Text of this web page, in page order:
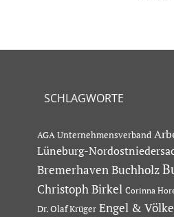
SCHLAGWORTE
AGA Unternehmensverband
Lüneburg-
Bremerhaven Buchholz
Christoph Birkel Corinna
Dr. Olaf Krüger Engel &